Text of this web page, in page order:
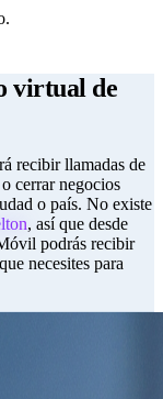
virtual de
recibir llamadas de
cerrar negocios
o país. No existe
, así que desde
podrás recibir
necesites para